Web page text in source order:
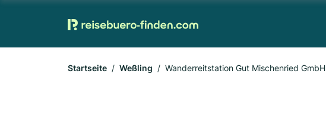
Startseite Weßling Wanderreitstation Gut Mischenried GmbH